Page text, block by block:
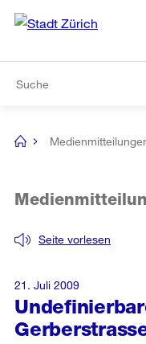
Navigation
[no
Seite vorlesen
21. Juli 2009